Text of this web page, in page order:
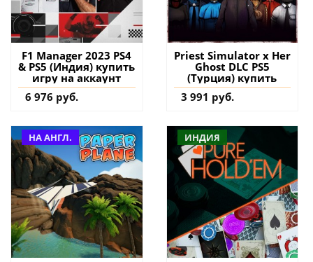
F1 Manager 2023 PS4
& PS5 (Индия) купить
игру на аккаунт
6 976 руб.
Priest Simulator x Her
Ghost DLC PS5
(Турция) купить
3 991 руб.
НА АНГЛ. ИНДИЯ